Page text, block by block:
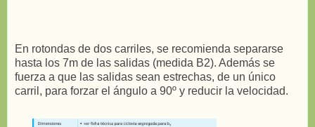
En rotondas de dos carriles, se recomienda separarse
hasta los 7m de las salidas (medida B2). Además se
fuerza a que las salidas sean estrechas, de un único
carril, para forzar el ángulo a 90º y reducir la velocidad.